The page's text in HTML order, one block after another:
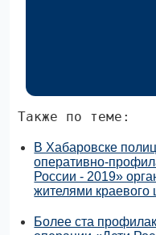
Также по теме:
В Хабаровске
оперативно-
России - 2019»
жителями краевого
Более ста